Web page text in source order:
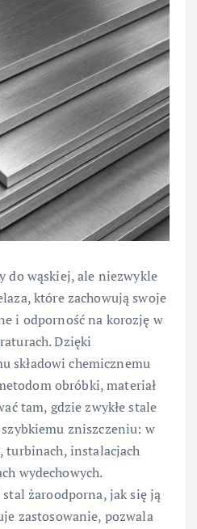
do wąskiej, ale niezwykle
które zachowują swoje
i odporność na korozję w
Dzięki
składowi chemicznemu
obróbki, materiał
tam, gdzie zwykłe stale
zniszczeniu: w
turbinach, instalacjach
wydechowych.
żaroodporna, jak się ją
zastosowanie, pozwala